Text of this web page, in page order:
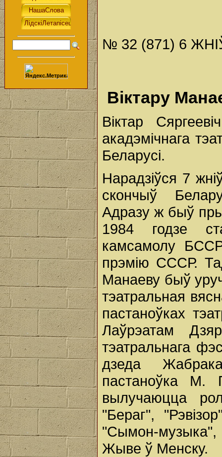
№ 32 (871) 6
Віктару
Віктар
акадэмічнага
Беларусі.
Нарадзіўся 7
скончыў
Адразу ж быў
1984 годзе
камсамолу
прэмію СССР.
Манаеву быў
тэатральная
пастаноўках
Лаўрэатам
тэатральнага
дзеда
пастаноўка М.
вылучаюцца
"Бераг",
"Сымон-музыка",
Жыве ў Менску.